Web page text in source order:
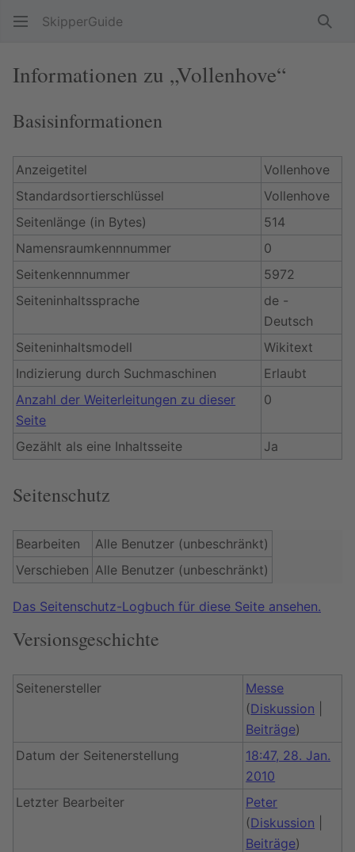
SkipperGuide
Informationen zu „Vollenhove“
Basisinformationen
Anzeigetitel
Vollenhove
Standardsortierschlüssel
Vollenhove
Seitenlänge (in Bytes)
514
Namensraumkennnummer
0
Seitenkennnummer
5972
Seiteninhaltssprache
de -
Deutsch
Seiteninhaltsmodell
Wikitext
Indizierung durch Suchmaschinen
Erlaubt
Anzahl der Weiterleitungen zu dieser
Seite
0
Gezählt als eine Inhaltsseite Ja
Seitenschutz
Bearbeiten
Alle Benutzer (unbeschränkt)
Verschieben Alle Benutzer (unbeschränkt)
Das Seitenschutz-Logbuch für diese Seite ansehen.
Versionsgeschichte
Seitenersteller
Messe
(Diskussion
Beiträge)
Datum der Seitenerstellung
18:47, 28. Jan.
2010
Letzter Bearbeiter
Peter
(Diskussion
Beiträge)